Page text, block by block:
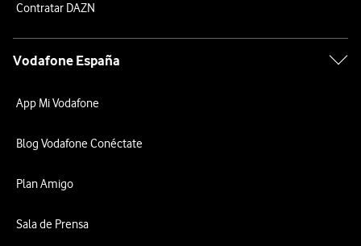
Contratar DAZN
Vodafone España
App Mi Vodafone
Blog Vodafone Conéctate
Plan Amigo
Sala de Prensa